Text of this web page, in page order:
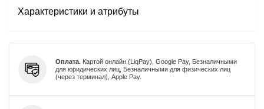
Характеристики и атрибуты
Оплата. Картой онлайн (LiqPay), Google Pay, Безналичными
для юридических лиц, Безналичными для физических лиц
(через терминал), Apple Pay.